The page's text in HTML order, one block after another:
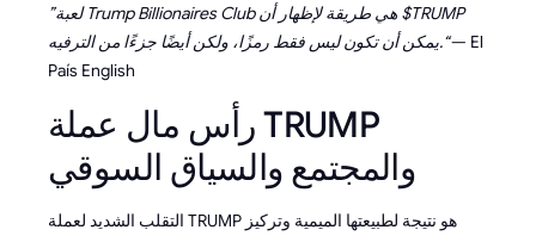
”لعبة Trump Billionaires Club هي طريقة لإظهار أن $TRUMP
يمكن أن تكون ليس فقط رمزًا، ولكن أيضًا جزءًا من الترفيه.“— El
País English
رأس مال عملة TRUMP
والمجتمع والسياق السوقي
التقلب الشديد لعملة TRUMP هو نتيجة لطبيعتها الميمية وتركيز